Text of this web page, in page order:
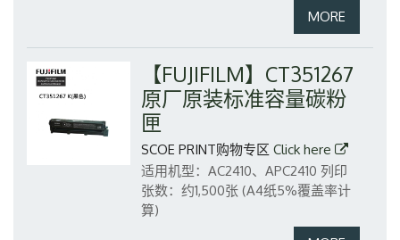
【FUJIFILM】CT351267
原厂原装标准容量碳粉
匣
SCOE PRINT购物专区 Click here
适用机型：AC2410、APC2410 列印
张数：约1,500张 (A4纸5%覆盖率计
算)